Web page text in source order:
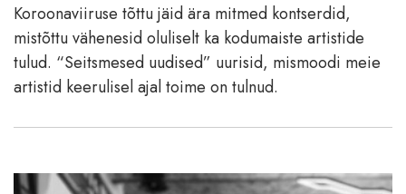
Koroonaviiruse tõttu jäid ära mitmed kontserdid,
mistõttu vähenesid oluliselt ka kodumaiste artistide
tulud. “Seitsmesed uudised” uurisid, mismoodi meie
artistid keerulisel ajal toime on tulnud.